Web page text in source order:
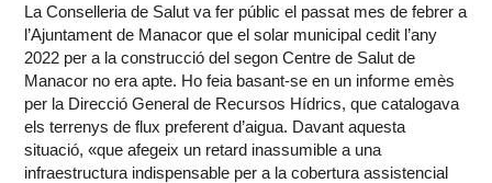
La Conselleria de Salut va fer públic el passat mes de febrer a
l’Ajuntament de Manacor que el solar municipal cedit l’any
2022 per a la construcció del segon Centre de Salut de
Manacor no era apte. Ho feia basant-se en un informe emès
per la Direcció General de Recursos Hídrics, que catalogava
els terrenys de flux preferent d’aigua. Davant aquesta
situació, «que afegeix un retard inassumible a una
infraestructura indispensable per a la cobertura assistencial